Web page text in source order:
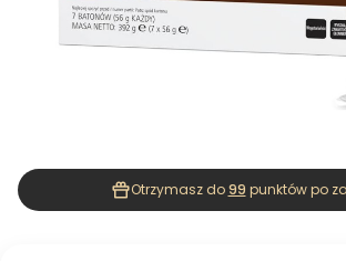
Otrzymasz do99 punktów po